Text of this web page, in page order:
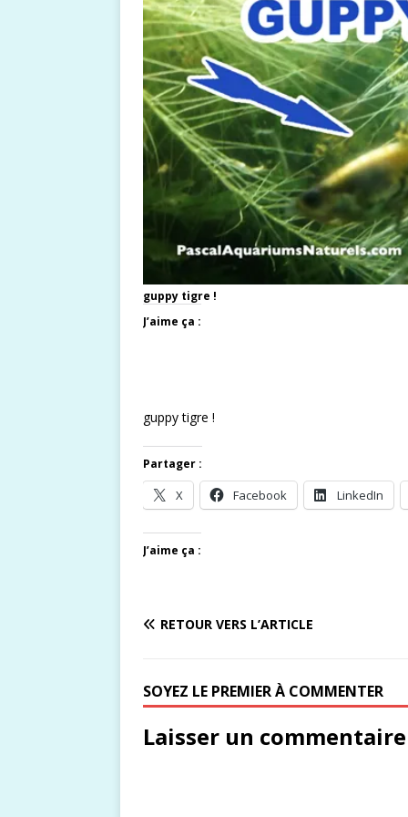
guppy tigre !
J’aime ça :
guppy tigre !
Partager :
X Facebook LinkedIn
J’aime ça :
RETOUR VERS L’ARTICLE
SOYEZ LE PREMIER À COMMENTER
Laisser un commentaire